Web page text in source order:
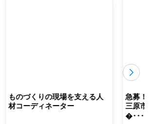
ものづくりの現場を支える人
材コーディネーター
急募！
三原市
�･･･